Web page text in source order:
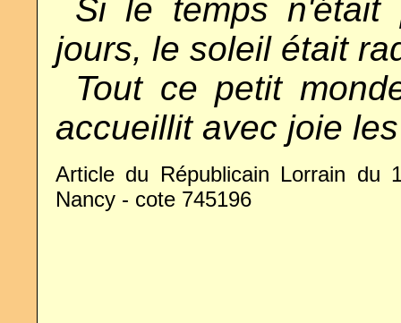
Si le temps n'était
jours, le soleil était
Tout ce petit
accueillit avec joie
Article du Républicain Lorrain du
Nancy - cote 745196